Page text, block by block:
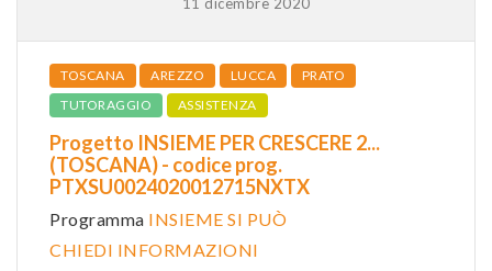
TOSCANA AREZZO LUCCA
PRATO
TUTORAGGIO
ASSISTENZA
Progetto INSIEME PER CRESCERE 2...
(TOSCANA) - codice prog.
PTXSU0024020012715NXTX
Programma INSIEME SI PUÒ
CHIEDI INFORMAZIONI